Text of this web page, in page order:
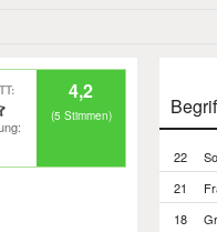
4,2
(5 Stimmen)
22
21
18